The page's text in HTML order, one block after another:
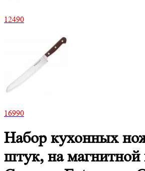
12490
16990
Набор кухонных
штук, на магнитной